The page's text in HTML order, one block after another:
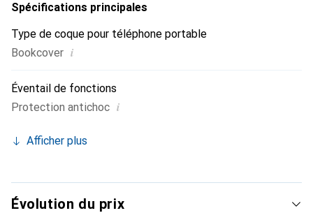
Spécifications principales
Type de coque pour téléphone portable
Bookcover i
Éventail de fonctions
Protection antichoc i
Afficher plus
Évolution du prix